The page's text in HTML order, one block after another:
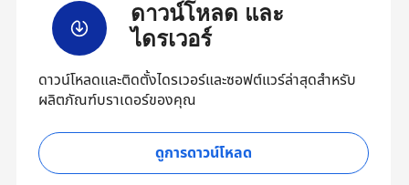
ดาวน์โหลด และ
ไดรเวอร์
ดาวน์โหลดและติดตั้งไดรเวอร์และซอฟต์แวร์ล่าสุดสำหรับ
ผลิตภัณฑ์บราเดอร์ของคุณ
ดูการดาวน์โหลด